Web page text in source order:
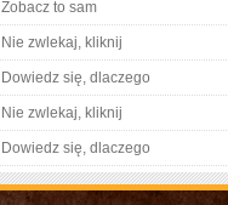
Zobacz to sam
Nie zwlekaj, kliknij
Dowiedz się, dlaczego
Nie zwlekaj, kliknij
Dowiedz się, dlaczego